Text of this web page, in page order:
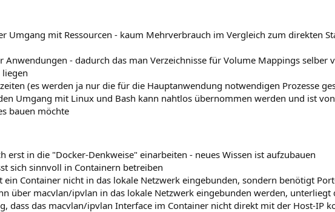
Umgang mit Ressourcen - kaum Mehrverbrauch im Vergleich zum direkten
Anwendungen - dadurch das man Verzeichnisse für Volume Mappings selber
liegen
(es werden ja nur die für die Hauptanwendung notwendigen Prozesse
Umgang mit Linux und Bash kann nahtlos übernommen werden und ist
bauen möchte
erst in die "Docker-Denkweise" einarbeiten - neues Wissen ist aufzubauen
sich sinnvoll in Containern betreiben
ein Container nicht in das lokale Netzwerk eingebunden, sondern benötigt
über macvlan/ipvlan in das lokale Netzwerk eingebunden werden, unterliegt
dass das macvlan/ipvlan Interface im Container nicht direkt mit der Host-IP